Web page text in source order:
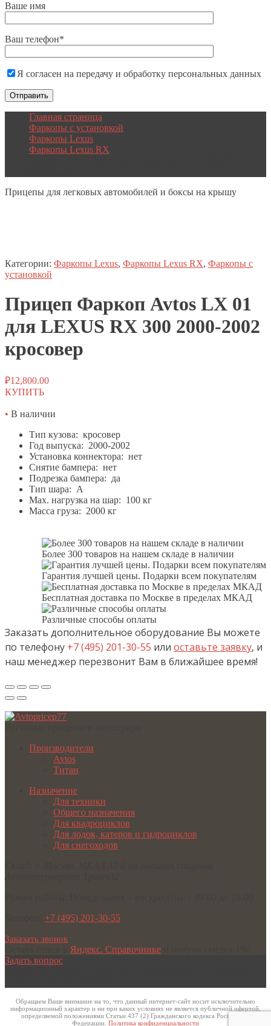
Ваше имя
Ваш телефон*
Я согласен на передачу и обработку персональных данных
Главная страница
Фаркопы с установкой
Фаркопы Lexus
Фаркопы Lexus RX
Прицепы для легковых автомобилей и боксы на крышу
Категории: Фаркопы Lexus, Фаркопы Lexus RX, Фаркопы с
установкой
Прицеп Фаркоп Avtos LX 01
для LEXUS RX 300 2000-2002
кросовер
₽12,800.00
КУПИТЬ
• В наличии
Тип кузова: кросовер
Год выпуска: 2000-2002
Установка коннектора: нет
Снятие бампера: нет
Подрезка бампера: да
Тип шара: A
Мах. нагрузка на шар: 100 кг
Масса груза: 2000 кг
Более 300 товаров на нашем складе в наличии
Гарантия лучшей цены. Подарки всем покупателям
Бесплатная доставка по Москве в пределах МКАД
Различные способы оплаты
Заказать дополнительное оборудование Вы можете
по телефону +7 (495) 201-30-55 или оставьте заявку, и
наш менеджер перезвонит Вам в ближайшее время!
Производители
Avtos
Титан
Назначение
Для техники
Общего назначения
Для квадроциклов
Для лодок, катеров и гидроциклов
Для снегоходов
+7 (495) 201-30-55
Заказать звонок
Яндекс. Справочнике
Задать вопрос
Обращаем Ваше внимание на то, что данный интернет-сайт носит исключительно
информационный характер и ни при каких условиях не является публичной офертой,
определяемой положениями Статьи 437 (2) Гражданского кодекса Российской
Федерации. Политика конфиденциальности